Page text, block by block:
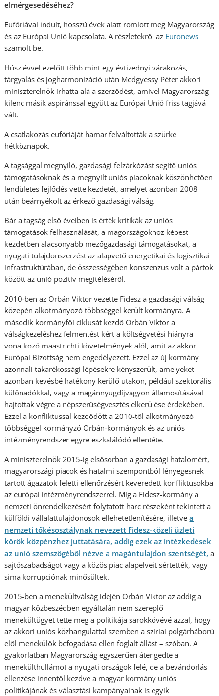
elmérgesedéséhez?
Eufóriával indult, hosszú évek alatt romlott meg Magyarország
és az Európai Unió kapcsolata. A részletekről az Euronews
számolt be.
Húsz évvel ezelőtt több mint egy évtizednyi várakozás,
tárgyalás és jogharmonizáció után Medgyessy Péter akkori
miniszterelnök írhatta alá a szerződést, amivel Magyarország
kilenc másik aspiránssal együtt az Európai Unió friss tagjává
vált.
A csatlakozás eufóriáját hamar felváltották a szürke
hétköznapok.
A tagsággal megnyíló, gazdasági felzárkózást segítő uniós
támogatásoknak és a megnyílt uniós piacoknak köszönhetően
lendületes fejlődés vette kezdetét, amelyet azonban 2008
után beárnyékolt az érkező gazdasági válság.
Bár a tagság első éveiben is érték kritikák az uniós
támogatások felhasználását, a magországokhoz képest
kezdetben alacsonyabb mezőgazdasági támogatásokat, a
nyugati tulajdonszerzést az alapvető energetikai és logisztikai
infrastruktúrában, de összességében konszenzus volt a pártok
között az unió pozitív megítéléséről.
2010-ben az Orbán Viktor vezette Fidesz a gazdasági válság
közepén alkotmányozó többséggel került kormányra. A
második kormányfői ciklusát kezdő Orbán Viktor a
válságkezeléshez felmentést kért a költségvetési hiányra
vonatkozó maastrichti követelmények alól, amit az akkori
Európai Bizottság nem engedélyezett. Ezzel az új kormány
azonnali takarékossági lépésekre kényszerült, amelyeket
azonban kevésbé hatékony kerülő utakon, például szektorális
különadókkal, vagy a magánnyugdíjvagyon államosításával
hajtottak végre a népszerűségvesztés elkerülése érdekében.
Ezzel a konfliktussal kezdődött a 2010-től alkotmányozó
többséggel kormányzó Orbán-kormányok és az uniós
intézményrendszer egyre eszkalálódó ellentéte.
A miniszterelnök 2015-ig elsősorban a gazdasági hatalomért,
magyarországi piacok és hatalmi szempontból lényegesnek
tartott ágazatok feletti ellenőrzésért keveredett konfliktusokba
az európai intézményrendszerrel. Míg a Fidesz-kormány a
nemzeti önrendelkezésért folytatott harc részeként tekintett a
külföldi vállalattulajdonosok ellehetetlenítésére, illetvea
nemzeti tőkésosztálynak nevezett Fidesz-közeli üzleti
körök közpénzhez juttatására, addig ezek az intézkedések
az unió szemszögéből nézve a magántulajdon szentségét, a
sajtószabadságot vagy a közös piac alapelveit sértették, vagy
sima korrupciónak minősültek.
2015-ben a menekültválság idején Orbán Viktor az addig a
magyar közbeszédben egyáltalán nem szereplő
menekültügyet tette meg a politikája sarokkövévé azzal, hogy
az akkori uniós közhangulattal szemben a szíriai polgárháború
elől menekülők befogadása ellen foglalt állást – szóban. A
gyakorlatban Magyarország egyszerűen átengedte a
menekülthullámot a nyugati országok felé, de a bevándorlás
ellenzése innentől kezdve a magyar kormány uniós
politikájának és választási kampányainak is egyik